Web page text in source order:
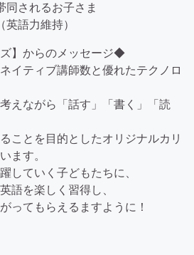
同されるお子さま
語力維持）
】からのメッセージ◆
イティブ講師数と優れたテクノロ
えながら「話す」「書く」「読
ことを目的としたオリジナルカリ
ます。
していく子どもたちに、
語を楽しく習得し、
ってもらえるますように！